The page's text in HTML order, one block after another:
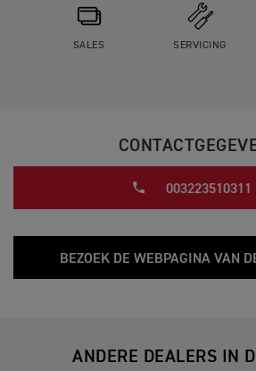
SALES SERVICING
003223510311
BEZOEK DE WEBPAGINA VAN
ANDERE DEALERS IN